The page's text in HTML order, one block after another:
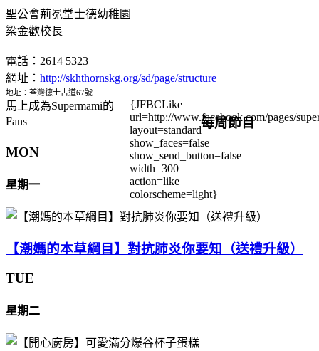
聖公會荊冕堂士德幼稚園
梁金歡校長
電話：2614 5323
網址： http://skhthornskg.org/sd/page/structure
地址：荃灣德士古道67號
馬上成為Supermami的
Fans
{JFBCLike
url=http://www.facebook.com/pages/
layout=standard
show_faces=false
show_send_button=false
width=300
action=like
colorscheme=light}
每周節目
MON
星期一
【潮媽的本草綱目】對抗肺炎你要知（送禮升級）
TUE
星期二